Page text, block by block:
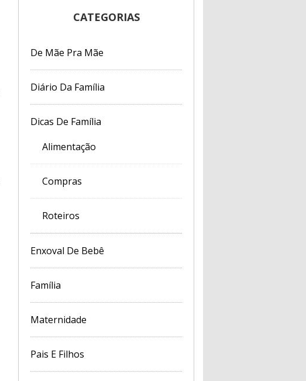
CATEGORIAS
De Mãe Pra Mãe
Diário Da Família
Dicas De Família
Alimentação
Compras
Roteiros
Enxoval De Bebê
Família
Maternidade
Pais E Filhos